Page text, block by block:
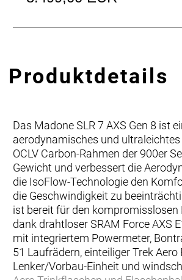
Produktdetails
Das Madone SLR 7 AXS Gen 8 ist
aerodynamisches und ultraleichtes
OCLV Carbon-Rahmen der 900er
Gewicht und verbessert die
die IsoFlow-Technologie den
die Geschwindigkeit zu
ist bereit für den kompromisslosen
dank drahtloser SRAM Force AXS
mit integriertem Powermeter,
51 Laufrädern, einteiliger Trek Aero
Lenker/Vorbau-Einheit und